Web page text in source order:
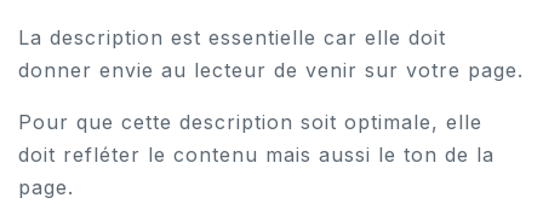
La description est essentielle car elle doit
donner envie au lecteur de venir sur votre page.
Pour que cette description soit optimale, elle
doit refléter le contenu mais aussi le ton de la
page.